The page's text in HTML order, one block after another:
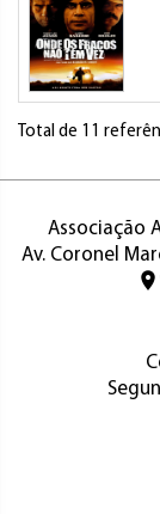
Total de 11
Associação
Av. Coronel